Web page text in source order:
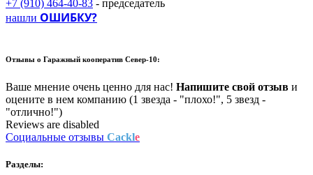
+7 (910) 464-40-83 - председатель
нашли ОШИБКУ?
Отзывы о Гаражный кооператив Север-10:
Ваше мнение очень ценно для нас! Напишите свой отзыв и
оцените в нем компанию (1 звезда - "плохо!", 5 звезд -
"отлично!")
Reviews are disabled
Социальные отзывы Cackle
Разделы: